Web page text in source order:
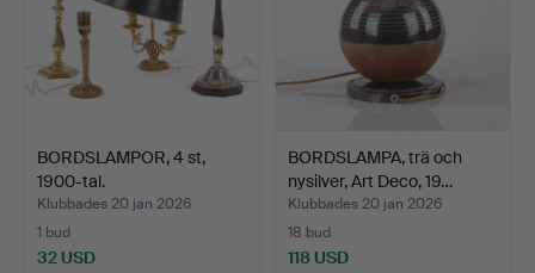
BORDSLAMPOR, 4 st,
1900-tal.
Klubbades 20 jan 2026
1 bud
32 USD
BORDSLAMPA, trä och
nysilver, Art Deco, 19…
Klubbades 20 jan 2026
18 bud
118 USD